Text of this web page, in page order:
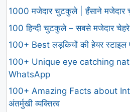
1000 मजेदार चुटकुले | हँसाने मजेदार
100 हिन्दी चुटकुले – सबसे मजेदार
100+ Best लड़कियों की हेयर स्टाइल
100+ Unique eye catching
WhatsApp
100+ Amazing Facts about
अंतर्मुखी व्यक्तित्व